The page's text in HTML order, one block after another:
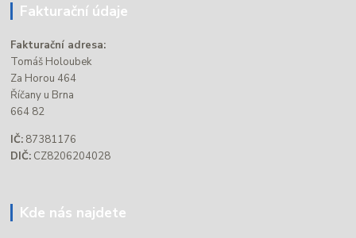
Fakturační údaje
Fakturační adresa:
Tomáš Holoubek
Za Horou 464
Říčany u Brna
664 82
IČ: 87381176
DIČ: CZ8206204028
Kde nás najdete